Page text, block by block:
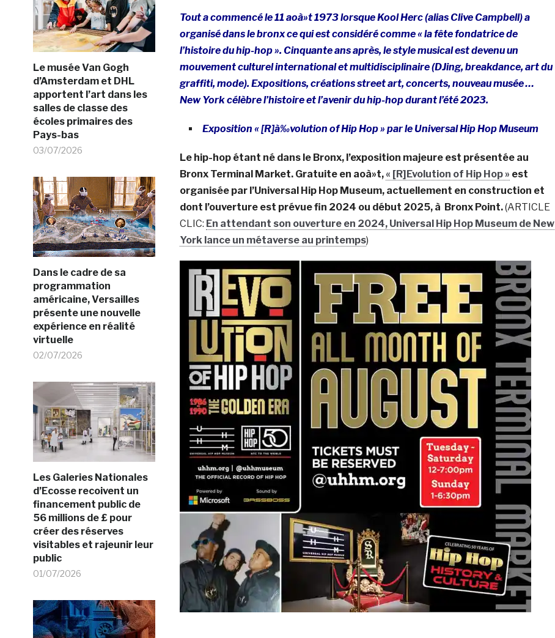
Le musée Van Gogh
d’Amsterdam et DHL
apportent l’art dans les
salles de classe des
écoles primaires des
Pays-bas
03/07/2026
Dans le cadre de sa
programmation
américaine, Versailles
présente une nouvelle
expérience en réalité
virtuelle
02/07/2026
Les Galeries Nationales
d’Ecosse recoivent un
financement public de
56 millions de £ pour
créer des réserves
visitables et rajeunir leur
public
01/07/2026
Tout a commencé le 11 aoà»t 1973 lorsque Kool Herc (alias Clive Campbell) a
organisé dans le bronx ce qui est considéré comme « la fête fondatrice de
l’histoire du hip-hop ». Cinquante ans après, le style musical est devenu un
mouvement culturel international et multidisciplinaire (DJing, breakdance, art du
graffiti, mode). Expositions, créations street art, concerts, nouveau musée …
New York célèbre l’histoire et l’avenir du hip-hop durant l’été 2023.
Exposition « [R]à‰volution of Hip Hop » par le Universal Hip Hop Museum
Le hip-hop étant né dans le Bronx, l’exposition majeure est présentée au
Bronx Terminal Market. Gratuite en aoà»t,« [R]Evolution of Hip Hop » est
organisée par l’Universal Hip Hop Museum, actuellement en construction et
dont l’ouverture est prévue fin 2024 ou début 2025, à Bronx Point.(ARTICLE
CLIC: En attendant son ouverture en 2024, Universal Hip Hop Museum de New
York lance un métaverse au printemps)